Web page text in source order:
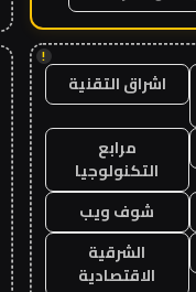
!
اشراق التقنية
مرابع
التكنولوجيا
شوف ويب
الشرقية
الاقتصادية